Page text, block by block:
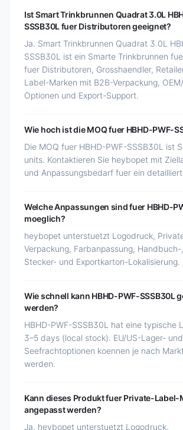
Ist Smart Trinkbrunnen Quadrat 3.0L
SSSB30L fuer Distributoren geeignet?
Ja. Smart Trinkbrunnen Quadrat 3.0L
SSSB30L ist ein Smarte Trinkbrunnen
fuer Distributoren, Grosshaendler,
Label-Marken mit B2B-Verpackung,
Optionen und Export-Support.
Wie hoch ist die MOQ fuer HBHD-PWF-
Die MOQ fuer HBHD-PWF-SSSB30L ist
units. Kontaktieren Sie heybopet mit
und Anpassungsbedarf fuer ein
Welche Anpassungen sind fuer HBHD-
moeglich?
heybopet unterstuetzt Logodruck,
Verpackung, Farbanpassung,
Stecker- und Exportkarton-Lokalisierung.
Wie schnell kann HBHD-PWF-SSSB30L
werden?
HBHD-PWF-SSSB30L hat eine typische
3–5 days (local stock). EU/US-Lager- und
Seefrachtoptionen koennen je nach
werden.
Kann dieses Produkt fuer Private-Label-
angepasst werden?
Ja. heybopet unterstuetzt Logodruck,